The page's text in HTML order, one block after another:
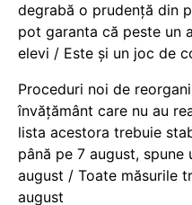
degrabă o prudență din
pot garanta că peste un
elevi / Este și un joc de
Proceduri noi de
învățământ care nu au
lista acestora trebuie
până pe 7 august,
august / Toate măsurile
august